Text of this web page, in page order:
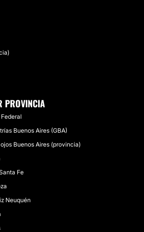
PROVINCIA
Buenos Aires (GBA)
Buenos Aires (provincia)
Fe
Neuquén